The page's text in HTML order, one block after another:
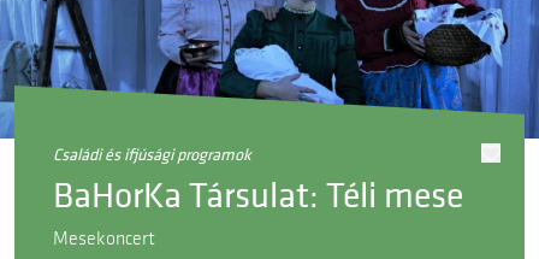
családi és ifjúsági programok
BaHorKa Társulat: Téli mese
Mesekoncert